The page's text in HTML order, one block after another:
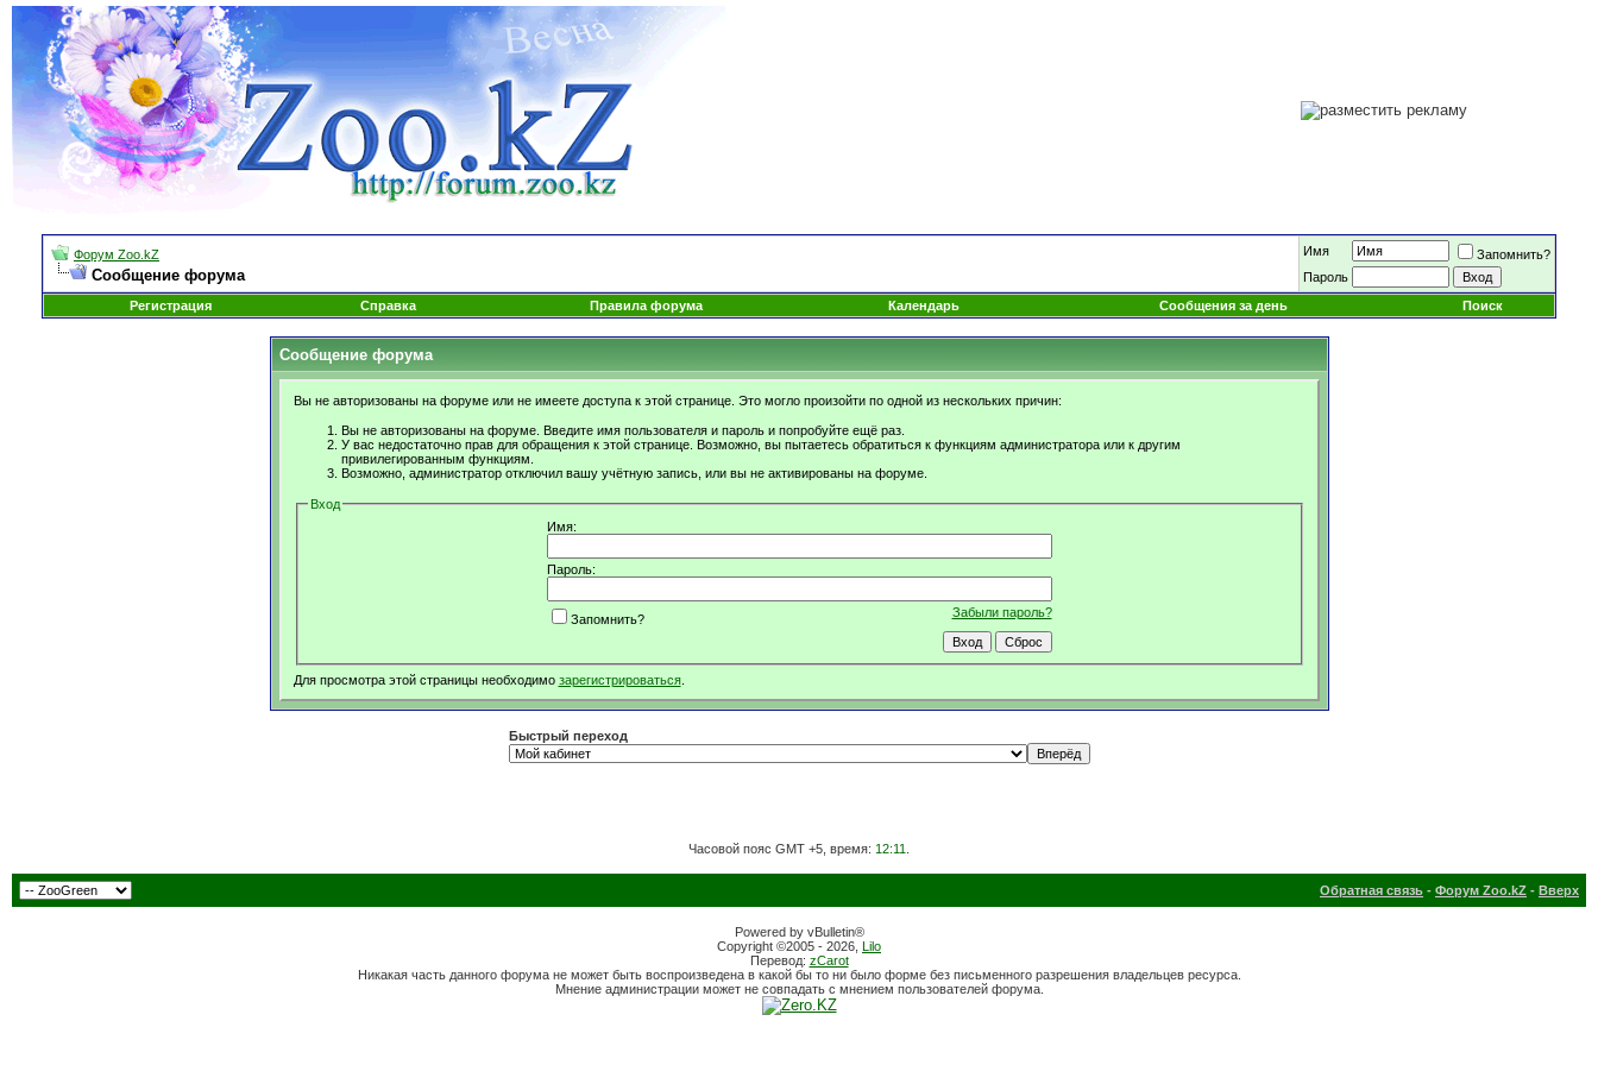
Форум Zoo.kZ
Сообщение форума
Имя
Запомнить?
Пароль
Регистрация
Справка Правила форума Календарь Сообщения за день Поиск
Сообщение форума
Вы не авторизованы на форуме или не имеете доступа к этой странице. Это могло произойти по одной из нескольких причин:
Вы не авторизованы на форуме. Введите имя пользователя и пароль и попробуйте ещё раз.
У вас недостаточно прав для обращения к этой странице. Возможно, вы пытаетесь обратиться к функциям администратора или к другим
привилегированным функциям.
Возможно, администратор отключил вашу учётную запись, или вы не активированы на форуме.
Вход
Имя:
Пароль:
Забыли пароль?
Запомнить?
Для просмотра этой страницы необходимо зарегистрироваться.
Быстрый переход
Часовой пояс GMT +5, время: 12:11
Обратная связь - Форум Zoo.kZ - Вверх
Powered by vBulletin®
Copyright ©2005 - 2026, Lilo
Перевод: zCarot
Никакая часть данного форума не может быть воспроизведена в какой бы то ни было форме без письменного разрешения владельцев ресурса.
Мнение администрации может не совпадать с мнением пользователей форума.